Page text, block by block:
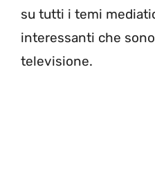
su tutti i temi
interessanti che
televisione.